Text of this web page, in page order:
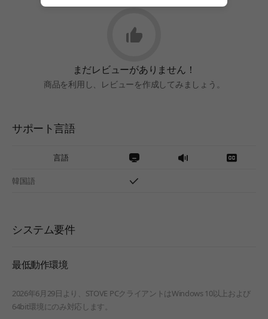
まだレビューがありません！
商品を利用し、レビューを作成してみましょう。
サポート言語
言語
韓国語
システム要件
最低動作環境
2026年6月29日より、STOVE PCクライアントはWindows 10以上および
64bit環境にのみ対応します。